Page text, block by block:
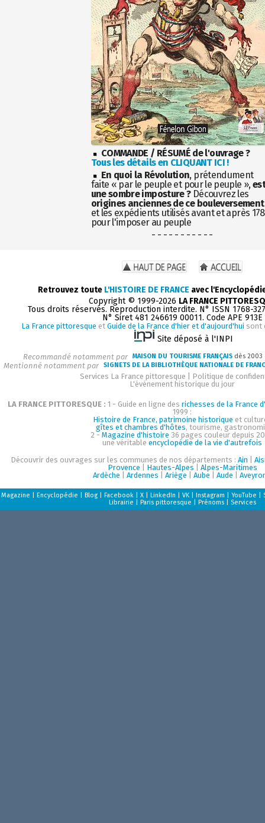
COMMANDE / RÉSUMÉ de l'ouvrage ?
Tous les détails en CLIQUANT ICI !
En quoi la Révolution, prétendument
faite « par le peuple et pour le peuple »,
une sombre imposture ?Découvrez les
origines anciennes de ce bouleversement
et les expédients utilisés avant et après
pour l'imposer au peuple
- - - - - - - - - - -
Retrouvez toute L'HISTOIRE DE FRANCE avec
Copyright © 1999-2026 LA FRANCE
Tous droits réservés. Reproduction interdite. N° ISSN 1768-
N° Siret 481 246619 00011. Code APE 913E
La France pittoresque et Guide de la France d'hier et d'aujourd'hui sont
Site déposé à l'INPI
Recommandé notamment par MAISON DU TOURISME FRANÇAIS dès
Mentionné notamment par SIGNETS DE LA BIBLIOTHÈQUE NATIONALE DE
Services La France pittoresque
Politique de
L'événement historique du jour
LA FRANCE PITTORESQUE : 1 - Guide en ligne des richesses de la France
1999 :
Histoire de France, patrimoine historique et
gîtes et chambres d'hôtes, tourisme,
2 - Magazine d'histoire 36 pages couleur depuis
une véritable encyclopédie de la vie d'autrefois
Découvrir des ouvrages sur les communes de nos départements : Ain
Provence
Hautes-Alpes
Alpes-Maritimes
Ardèche
Ardennes Ariège Aube Aude
Magazine Encyclopédie Blog| Facebook| X| LinkedIn VK| Instagram YouTube
Librairie
Paris pittoresque Prénoms| Services